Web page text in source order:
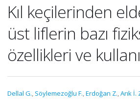
Kıl keçilerinden
üst liflerin bazı
özellikleri ve
Dellal G., Söylemezoğlu F.,Erdoğan Z.,Arık İ.